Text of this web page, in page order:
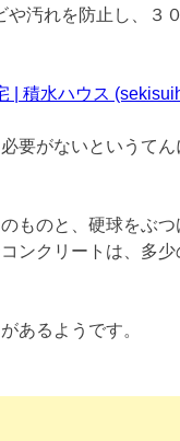
や汚れを防止し、３
| 積水ハウス
要がないというて
ものと、硬球をぶ
ンクリートは、多
あるようです。